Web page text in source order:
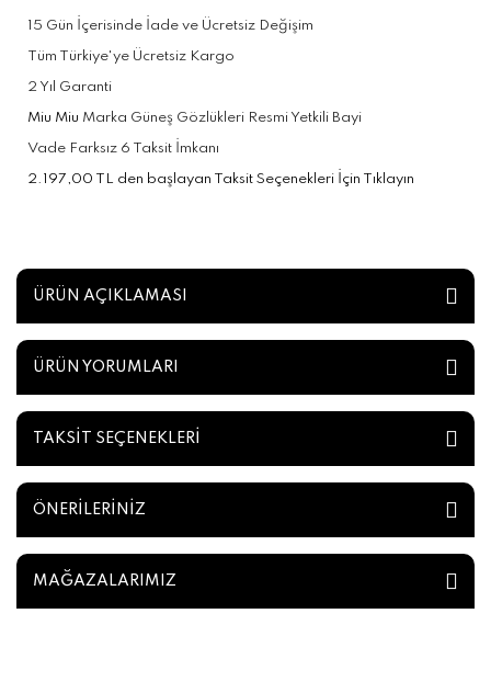
15 Gün İçerisinde İade ve Ücretsiz Değişim
Tüm Türkiye'ye Ücretsiz Kargo
2 Yıl Garanti
Miu Miu Marka Güneş Gözlükleri Resmi Yetkili Bayi
Vade Farksız 6 Taksit İmkanı
2.197,00 TL den başlayan Taksit Seçenekleri İçin Tıklayın
ÜRÜN AÇIKLAMASI
ÜRÜN YORUMLARI
TAKSİT SEÇENEKLERİ
ÖNERİLERİNİZ
MAĞAZALARIMIZ